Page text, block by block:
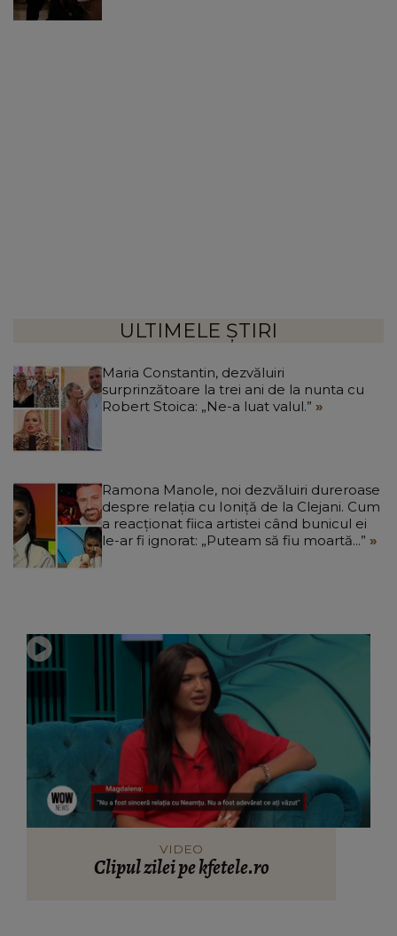
ULTIMELE ȘTIRI
Maria Constantin, dezvăluiri
surprinzătoare la trei ani de la nunta cu
Robert Stoica: „Ne-a luat valul.”
Ramona Manole, noi dezvăluiri dureroase
despre relația cu Ioniță de la Clejani. Cum
a reacționat fiica artistei când bunicul ei
le-ar fi ignorat: „Puteam să fiu moartă...”
VIDEO
Clipul zilei pe kfetele.ro